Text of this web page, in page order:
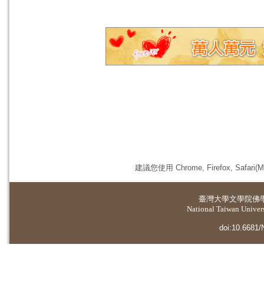
建議您使用 Chrome, Firefox,
臺灣大學文學院佛
National Taiwan
doi:10.6681/